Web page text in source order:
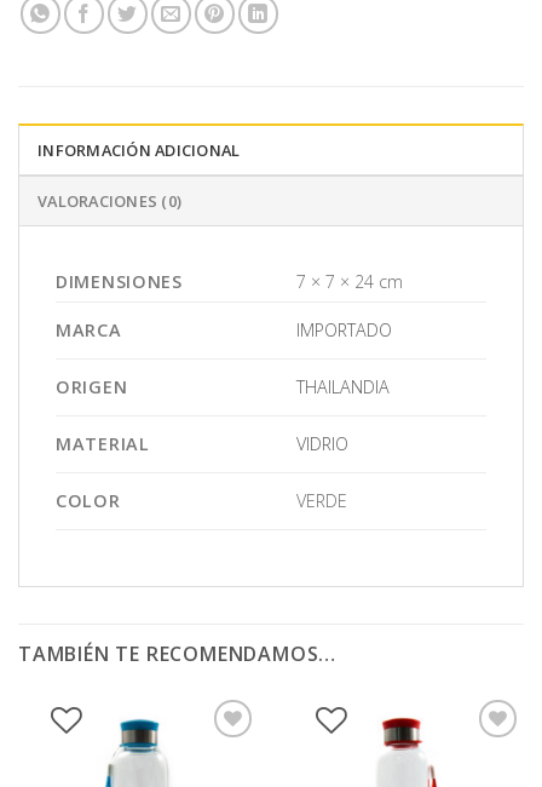
INFORMACIÓN ADICIONAL
VALORACIONES (0)
DIMENSIONES 7 × 7 × 24 cm
MARCA IMPORTADO
ORIGEN THAILANDIA
MATERIAL VIDRIO
COLOR VERDE
TAMBIÉN TE RECOMENDAMOS…